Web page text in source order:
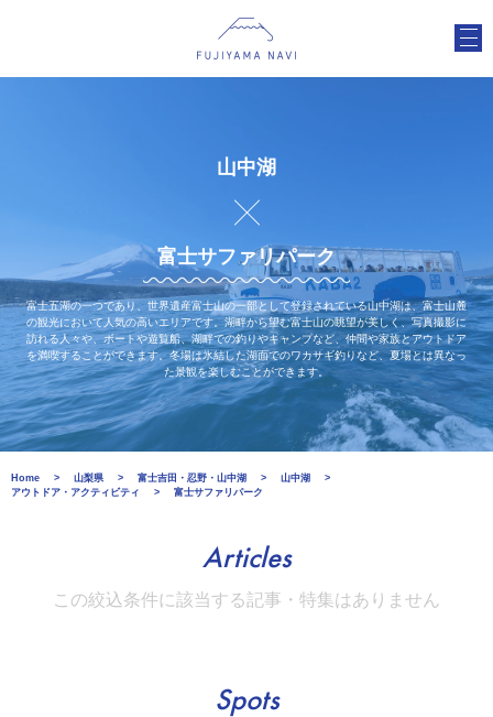
山中湖
富士サファリパーク
富士五湖の一つであり、世界遺産富士山の一部として登録されている山中湖は、富士山麓
の観光において人気の高いエリアです。湖畔から望む富士山の眺望が美しく、写真撮影に
訪れる人々や、ボートや遊覧船、湖畔での釣りやキャンプなど、仲間や家族とアウトドア
を満喫することができます。冬場は氷結した湖面でのワカサギ釣りなど、夏場とは異なっ
た景観を楽しむことができます。
Home 山梨県 富士吉田・忍野・山中湖
山中湖
アウトドア・アクティビティ
富士サファリパーク
Articles
この絞込条件に該当する記事・特集はありません
Spots